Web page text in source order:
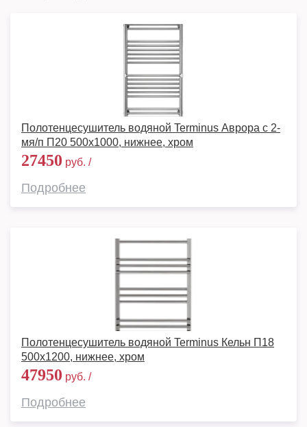
Полотенцесушитель водяной Terminus Аврора с 2-
мя/п П20 500х1000, нижнее, хром
27450 руб. /
Подробнее
Полотенцесушитель водяной Terminus Кельн П18
500х1200, нижнее, хром
47950 руб. /
Подробнее